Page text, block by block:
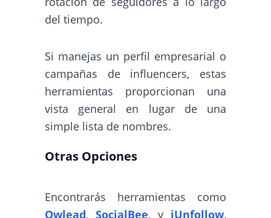
del tiempo.
Si manejas un perfil empresarial o
campañas de influencers, estas
herramientas proporcionan una
vista general en lugar de una
simple lista de nombres.
Otras Opciones
Encontrarás herramientas como
Owlead, SocialBee, y iUnfollow,